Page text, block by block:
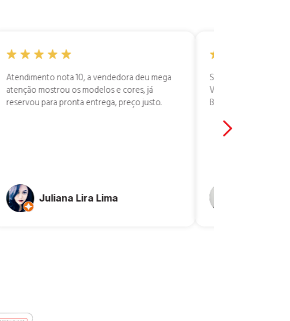
Atendimento nota 10, a vendedora deu mega
atenção mostrou os modelos e cores, já
reservou para pronta entrega, preço justo.
Juliana Lira Lima
Sempre fui muito
Vendedora Débora
Blocos excelentes.